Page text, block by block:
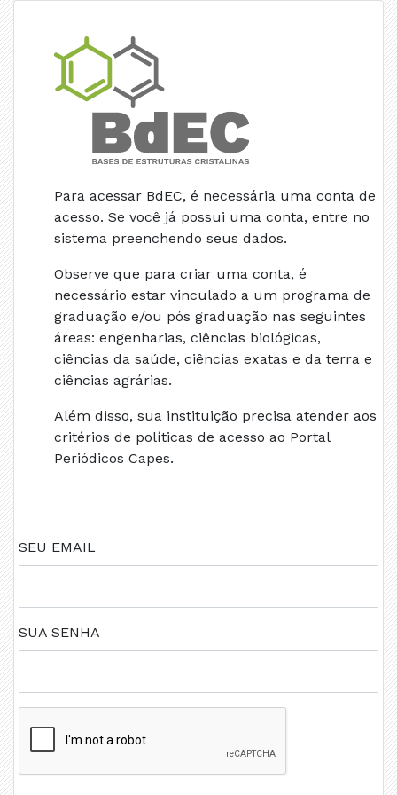
Para acessar BdEC, é necessária uma conta de
acesso. Se você já possui uma conta, entre no
sistema preenchendo seus dados.
Observe que para criar uma conta, é
necessário estar vinculado a um programa de
graduação e/ou pós graduação nas seguintes
áreas: engenharias, ciências biológicas,
ciências da saúde, ciências exatas e da terra e
ciências agrárias.
Além disso, sua instituição precisa atender aos
critérios de políticas de acesso ao Portal
Periódicos Capes.
SEU EMAIL
SUA SENHA